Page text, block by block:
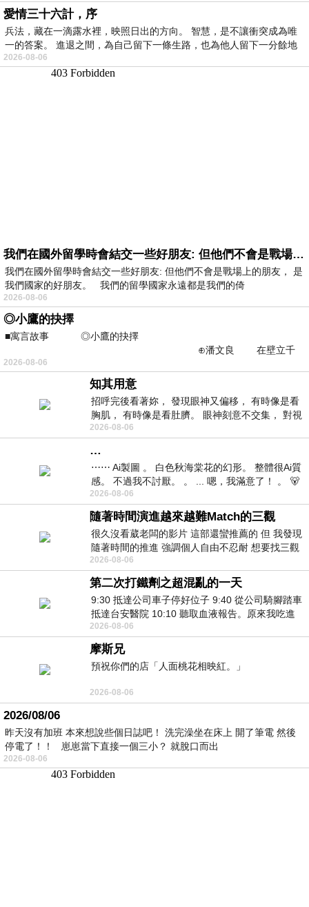
愛情三十六計，序
兵法，藏在一滴露水裡，映照日出的方向。 智慧，是不讓衝突成為唯
一的答案。 進退之間，為自己留下一條生路，也為他人留下一分餘地
2026-08-06
我們在國外留學時會結交一些好朋友: 但他們不會是戰場上的朋友
我們在國外留學時會結交一些好朋友: 但他們不會是戰場上的朋友， 是
我們國家的好朋友。 我們的留學國家永遠都是我們的倚
2026-08-06
◎小鷹的抉擇
■寓言故事 ◎小鷹的抉擇
⊕潘文良 在壁立千
仞的懸崖上，有一座遮天蔽
2026-08-06
知其用意
招呼完後看著妳， 發現眼神又偏移， 有時像是看
胸肌， 有時像是看肚臍。 眼神刻意不交集， 對視
視線不對齊， 讓我很難不
2026-08-06
…
⋯⋯ Ai製圖 。 白色秋海棠花的幻形。 整體很Ai質
感。 不過我不討厭。 。 ... 嗯，我滿意了！ 。 🐻
昨中
2026-08-06
隨著時間演進越來越難Match的三觀
很久沒看葳老闆的影片 這部還蠻推薦的 但 我發現
隨著時間的推進 強調個人自由不忍耐 想要找三觀
接近的不要說對象 連朋友都超
2026-08-06
第二次打鐵劑之超混亂的一天
9:30 抵達公司車子停好位子 9:40 從公司騎腳踏車
抵達台安醫院 10:10 聽取血液報告。原來我吃進
去的 B12 彌可保並非沒有吸收而是超
2026-08-06
摩斯兄
預祝你們的店「人面桃花相映紅。」
2026-08-06
2026/08/06
昨天沒有加班 本來想說些個日誌吧！ 洗完澡坐在床上 開了筆電 然後
停電了！！ 崽崽當下直接一個三小？ 就脫口而出
2026-08-06